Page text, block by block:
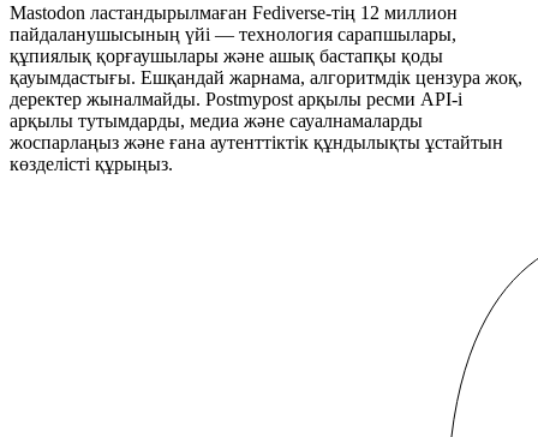
Mastodon ластандырылмаған Fediverse-тің 12 миллион
пайдаланушысының үйі — технология сарапшылары,
құпиялық қорғаушылары және ашық бастапқы қоды
қауымдастығы. Ешқандай жарнама, алгоритмдік цензура жоқ,
деректер жыналмайды. Postmypost арқылы ресми API-і
арқылы тутымдарды, медиа және сауалнамаларды
жоспарлаңыз және ғана аутенттіктік құндылықты ұстайтын
көзделісті құрыңыз.